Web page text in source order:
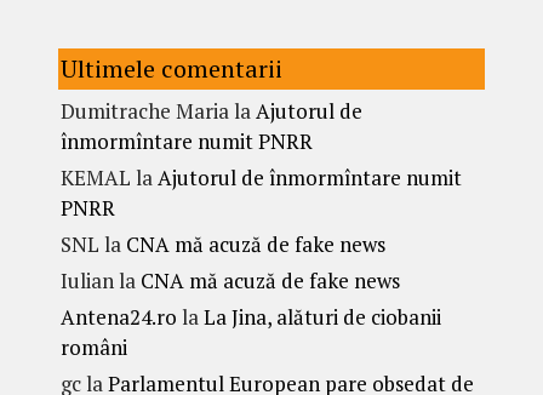
Ultimele comentarii
Dumitrache MarialaAjutorul de
înmormîntare numit PNRR
KEMAL laAjutorul de înmormîntare numit
PNRR
SNL la CNA mă acuză de fake news
Iulianla CNA mă acuză de fake news
Antena24.ro laLa Jina, alături de ciobanii
români
gclaParlamentul European pare obsedat de